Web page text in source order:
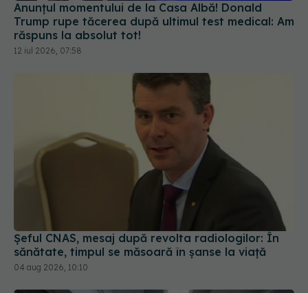
Anunțul momentului de la Casa Albă! Donald
Trump rupe tăcerea după ultimul test medical: Am
răspuns la absolut tot!
12 iul 2026, 07:58
Șeful CNAS, mesaj după revolta radiologilor: În
sănătate, timpul se măsoară în șanse la viață
04 aug 2026, 10:10